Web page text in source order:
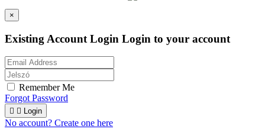
×
Existing Account Login Login to your account
Remember Me
Forgot Password
  Login
No account? Create one here